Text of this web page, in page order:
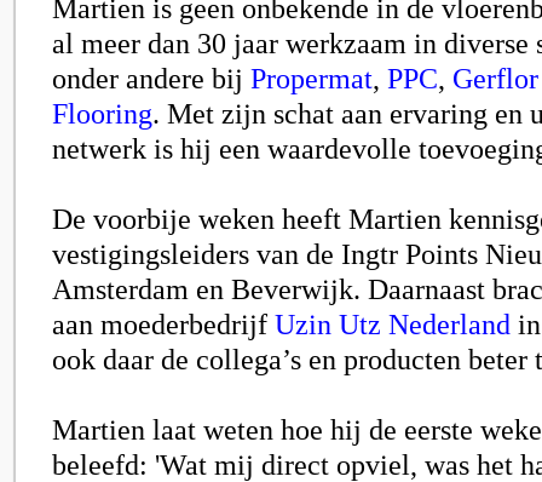
Martien is geen onbekende in de
al meer dan 30 jaar werkzaam in diverse
onder andere bij Propermat, PPC, Gerflor
Flooring. Met zijn schat aan ervaring en
netwerk is hij een waardevolle
De voorbije weken heeft Martien
vestigingsleiders van de Ingtr Points
Amsterdam en Beverwijk. Daarnaast
aan moederbedrijf Uzin Utz Nederland
ook daar de collega’s en producten beter
Martien laat weten hoe hij de eerste
beleefd: 'Wat mij direct opviel, was het